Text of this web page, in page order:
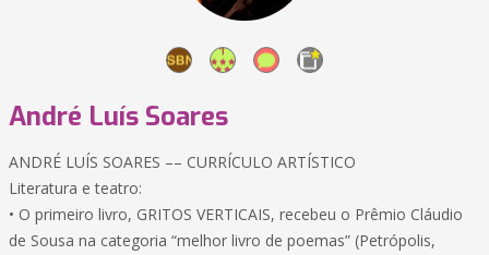
André Luís Soares
ANDRÉ LUÍS SOARES –– CURRÍCULO ARTÍSTICO
Literatura e teatro:
• O primeiro livro, GRITOS VERTICAIS, recebeu o Prêmio Cláudio
de Sousa na categoria “melhor livro de poemas” (Petrópolis,